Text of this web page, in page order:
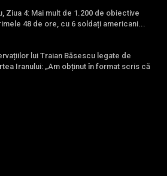
Ziua 4: Mai mult de 1.200 de obiective
48 de ore, cu 6 soldați americani...
lui Traian Băsescu legate de
Iranului: „Am obținut în format scris că